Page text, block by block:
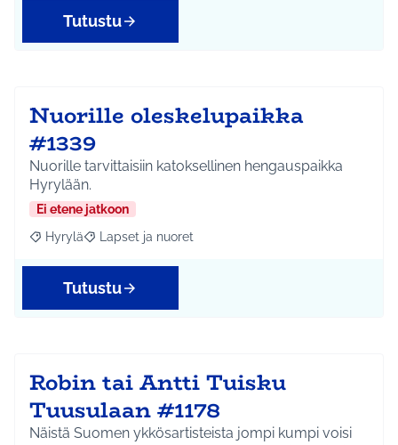
Tutustu
Nuorille oleskelupaikka
#1339
Nuorille tarvittaisiin katoksellinen hengauspaikka
Hyrylään.
Ei etene jatkoon
Rajaa tulokset aihepiirin mukaan: Hyrylä
Hyrylä Rajaa tulokset teeman mukaan: Lapset ja nuoret
Lapset ja nuoret
Tutustu
Robin tai Antti Tuisku
Tuusulaan #1178
Näistä Suomen ykkösartisteista jompi kumpi voisi